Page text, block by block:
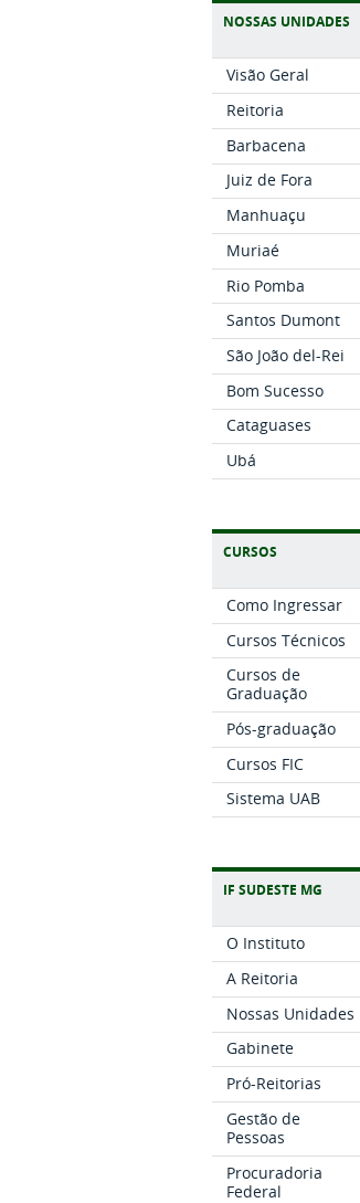
NOSSAS UNIDADES
Visão Geral
Reitoria
Barbacena
Juiz de Fora
Manhuaçu
Muriaé
Rio Pomba
Santos Dumont
São João del-Rei
Bom Sucesso
Cataguases
Ubá
CURSOS
Como Ingressar
Cursos Técnicos
Cursos de
Graduação
Pós-graduação
Cursos FIC
Sistema UAB
IF SUDESTE MG
O Instituto
A Reitoria
Nossas Unidades
Gabinete
Pró-Reitorias
Gestão de
Pessoas
Procuradoria
Federal